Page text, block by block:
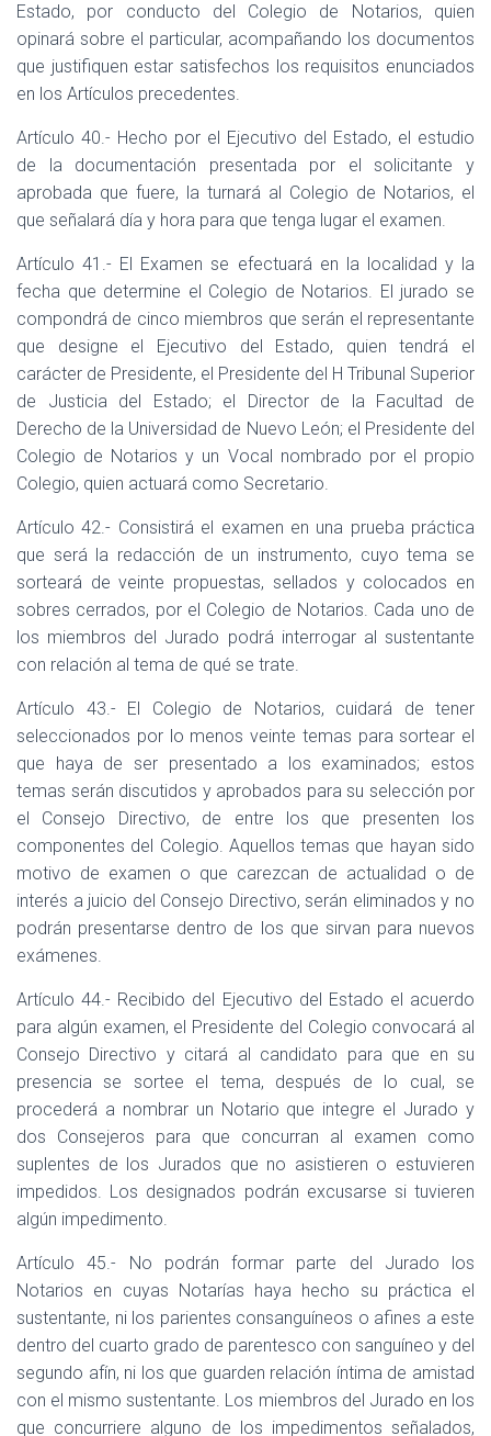
Estado, por conducto del Colegio de Notarios, quien
opinará sobre el particular, acompañando los documentos
que justifiquen estar satisfechos los requisitos enunciados
en los Artículos precedentes.
Artículo 40.- Hecho por el Ejecutivo del Estado, el estudio
de la documentación presentada por el solicitante y
aprobada que fuere, la turnará al Colegio de Notarios, el
que señalará día y hora para que tenga lugar el examen.
Artículo 41.- El Examen se efectuará en la localidad y la
fecha que determine el Colegio de Notarios. El jurado se
compondrá de cinco miembros que serán el representante
que designe el Ejecutivo del Estado, quien tendrá el
carácter de Presidente, el Presidente del H Tribunal Superior
de Justicia del Estado; el Director de la Facultad de
Derecho de la Universidad de Nuevo León; el Presidente del
Colegio de Notarios y un Vocal nombrado por el propio
Colegio, quien actuará como Secretario.
Artículo 42.- Consistirá el examen en una prueba práctica
que será la redacción de un instrumento, cuyo tema se
sorteará de veinte propuestas, sellados y colocados en
sobres cerrados, por el Colegio de Notarios. Cada uno de
los miembros del Jurado podrá interrogar al sustentante
con relación al tema de qué se trate.
Artículo 43.- El Colegio de Notarios, cuidará de tener
seleccionados por lo menos veinte temas para sortear el
que haya de ser presentado a los examinados; estos
temas serán discutidos y aprobados para su selección por
el Consejo Directivo, de entre los que presenten los
componentes del Colegio. Aquellos temas que hayan sido
motivo de examen o que carezcan de actualidad o de
interés a juicio del Consejo Directivo, serán eliminados y no
podrán presentarse dentro de los que sirvan para nuevos
exámenes.
Artículo 44.- Recibido del Ejecutivo del Estado el acuerdo
para algún examen, el Presidente del Colegio convocará al
Consejo Directivo y citará al candidato para que en su
presencia se sortee el tema, después de lo cual, se
procederá a nombrar un Notario que integre el Jurado y
dos Consejeros para que concurran al examen como
suplentes de los Jurados que no asistieren o estuvieren
impedidos. Los designados podrán excusarse si tuvieren
algún impedimento.
Artículo 45.- No podrán formar parte del Jurado los
Notarios en cuyas Notarías haya hecho su práctica el
sustentante, ni los parientes consanguíneos o afines a este
dentro del cuarto grado de parentesco con sanguíneo y del
segundo afín, ni los que guarden relación íntima de amistad
con el mismo sustentante. Los miembros del Jurado en los
que concurriere alguno de los impedimentos señalados,